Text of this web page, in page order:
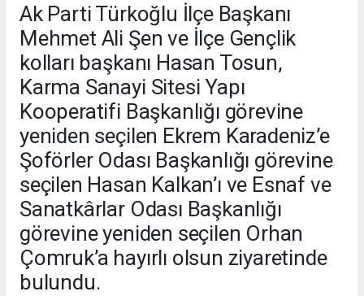
Ak Parti Türkoğlu İlçe Başkanı
Mehmet Ali Şen ve İlçe Gençlik
kolları başkanı Hasan Tosun,
Karma Sanayi Sitesi Yapı
Kooperatifi Başkanlığı görevine
yeniden seçilen Ekrem Karadeniz’e
Şoförler Odası Başkanlığı görevine
seçilen Hasan Kalkan’ı ve Esnaf ve
Sanatkârlar Odası Başkanlığı
görevine yeniden seçilen Orhan
Çomruk’a hayırlı olsun ziyaretinde
bulundu.